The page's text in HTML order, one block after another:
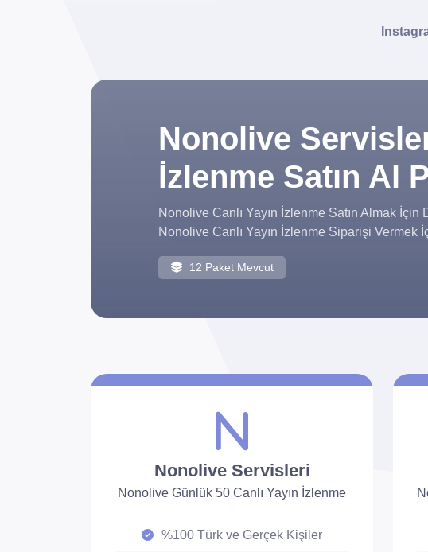
Nonolive
İzlenme Satın Al
Nonolive Canlı Yayın İzlenme Satın Almak
Nonolive Canlı Yayın İzlenme Siparişi Vermek
12 Paket Mevcut
Nonolive Servisleri
Nonolive Günlük 50 Canlı Yayın İzlenme
%100 Türk ve Gerçek Kişiler